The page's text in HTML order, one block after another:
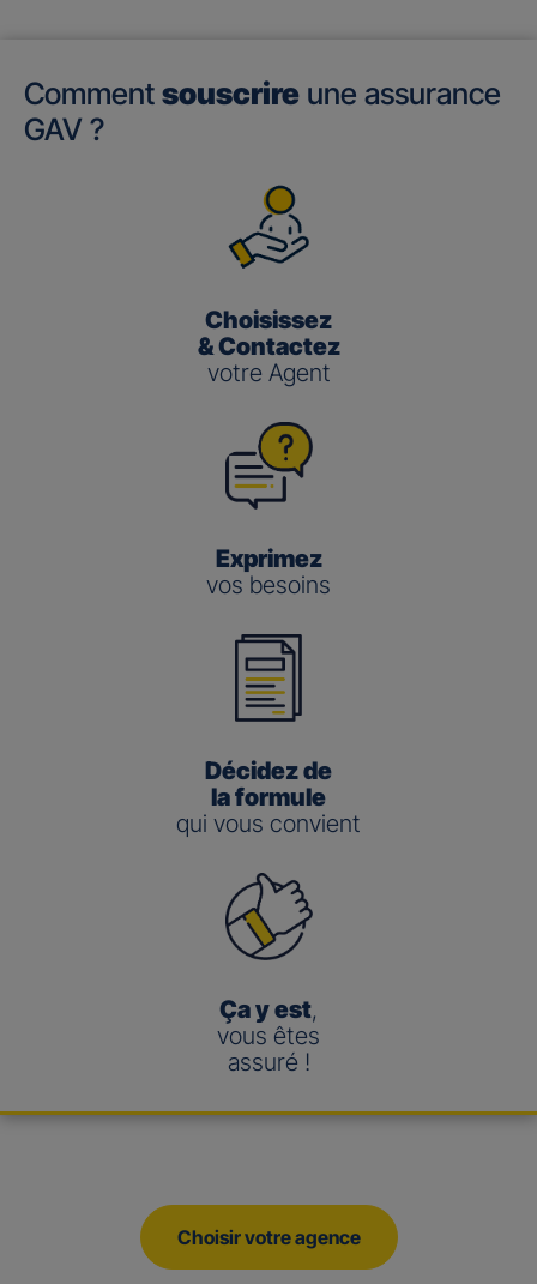
Comment souscrire une assurance
GAV ?
Choisissez
& Contactez
votre Agent
Exprimez
vos besoins
Décidez de
la formule
qui vous convient
Ça y est,
vous êtes
assuré !
Choisir votre agence